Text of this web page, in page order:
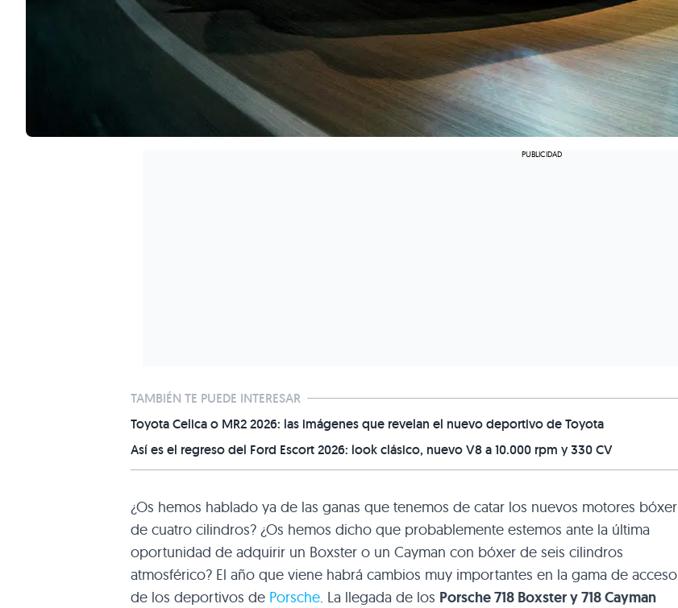
TAMBIÉN TE PUEDE INTERESAR
Toyota Celica o MR2 2026: las imágenes que revelan el nuevo deportivo de Toyota
Así es el regreso del Ford Escort 2026: look clásico, nuevo V8 a 10.000 rpm y 330 CV
¿Os hemos hablado ya de las ganas que tenemos de catar los nuevos motores bóxer
de cuatro cilindros? ¿Os hemos dicho que probablemente estemos ante la última
oportunidad de adquirir un Boxster o un Cayman con bóxer de seis cilindros
atmosférico? El año que viene habrá cambios muy importantes en la gama de acceso
de los deportivos de Porsche. La llegada de los Porsche 718 Boxster y 718 Cayman